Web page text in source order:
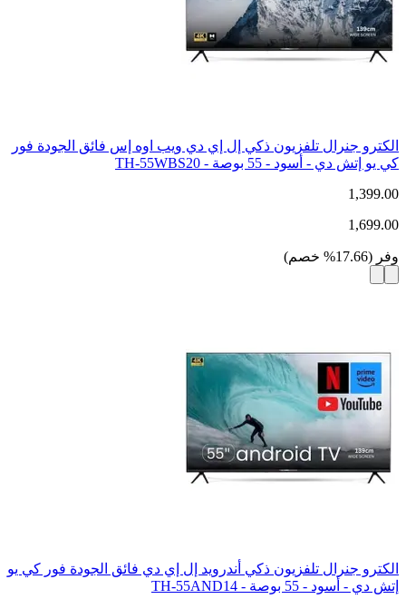
الكترو جنرال تلفزيون ذكي إل إي دي ويب اوه إس فائق الجودة فور
كي يو إتش دي - أسود - 55 بوصة - TH-55WBS20
1,399.00
1,699.00
وفر (
17.66
% خصم)
الكترو جنرال تلفزيون ذكي أندرويد إل إي دي فائق الجودة فور كي يو
إتش دي - أسود - 55 بوصة - TH-55AND14